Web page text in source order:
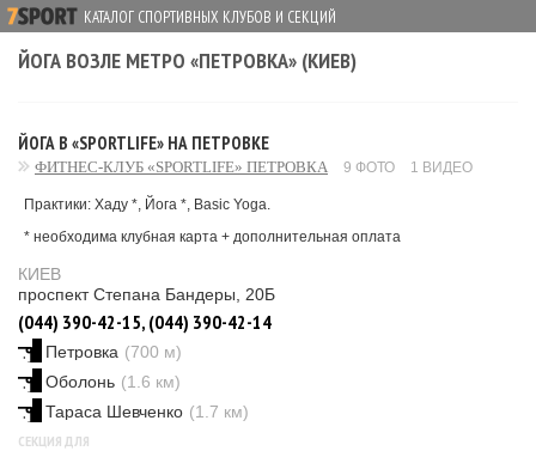
КАТАЛОГ СПОРТИВНЫХ КЛУБОВ И СЕКЦИЙ
ЙОГА ВОЗЛЕ МЕТРО «ПЕТРОВКА» (КИЕВ)
ЙОГА В «SPORTLIFE» НА ПЕТРОВКЕ
ФИТНЕС-КЛУБ «SPORTLIFE» ПЕТРОВКА 9 ФОТО 1 ВИДЕО
Практики: Хаду *, Йога *, Basic Yoga.
* необходима клубная карта + дополнительная оплата
КИЕВ
проспект Степана Бандеры, 20Б
(044) 390-42-15, (044) 390-42-14
Петровка (700 м)
Оболонь (1.6 км)
Тараса Шевченко (1.7 км)
СЕКЦИЯ ДЛЯ